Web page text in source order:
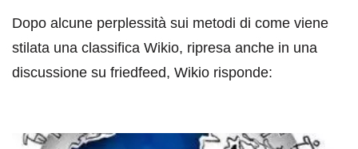
Dopo alcune perplessità sui metodi di come viene
stilata una classifica Wikio, ripresa anche in una
discussione su friedfeed, Wikio risponde: